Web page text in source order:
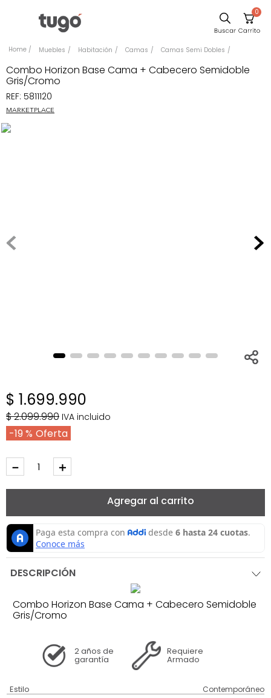
0
Muebles Habitación Camas Camas Semi Dobles
Combo Horizon Base Cama + Cabecero Semidoble
Gris/Cromo
REF: 5811120
MARKETPLACE
$ 1.699.990
$2.099.990 IVA incluido
19 %
＋
－
Agregar al carrito
DESCRIPCIÓN
Combo Horizon Base Cama + Cabecero Semidoble
Gris/Cromo
2 años de
garantía
Requiere
Armado
Estilo Contemporáneo
Comedor
Escritorio
Silla